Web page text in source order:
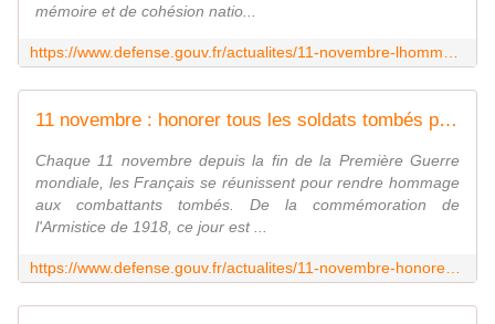
mémoire et de cohésion natio...
11 novembre : honorer tous les soldats tombés pour la France
Chaque 11 novembre depuis la fin de la Première Guerre
mondiale, les Français se réunissent pour rendre hommage
aux combattants tombés. De la commémoration de
l'Armistice de 1918, ce jour est ...